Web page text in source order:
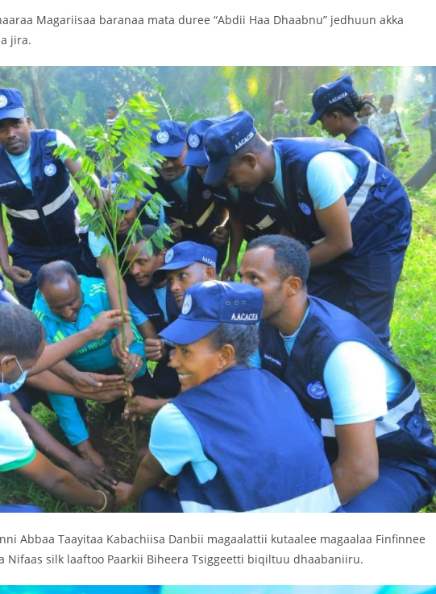
Magariisaa baranaa mata duree “Abdii Haa Dhaabnu” jedhuun akka
jira.
Abbaa Taayitaa Kabachiisa Danbii magaalattii kutaalee magaalaa Finfinnee
silk laaftoo Paarkii Biheera Tsiggeetti biqiltuu dhaabaniiru.